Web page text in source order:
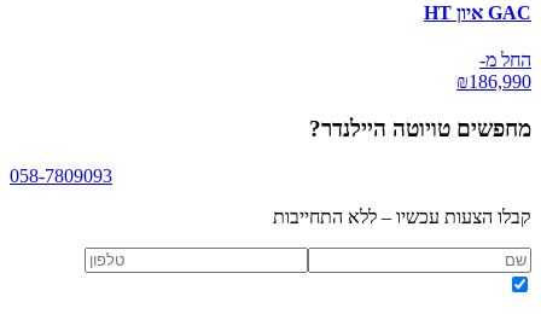
GAC איון HT
החל מ-
₪186,990
מחפשים טויוטה היילנדר?
058-7809093
קבלו הצעות עכשיו – ללא התחייבות